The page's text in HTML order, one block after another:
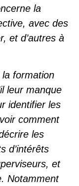
la
avec des
et d’autres à
formation
leur manque
identifier les
comment
les
d’intérêts
et
Notamment